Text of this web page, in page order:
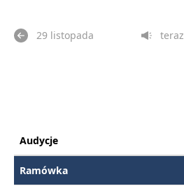
29 listopada teraz
Audycje
Ramówka